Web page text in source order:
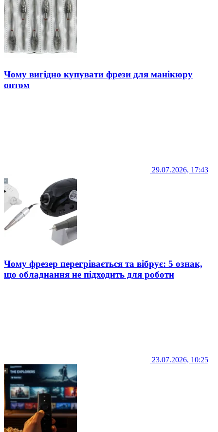
Чому вигідно купувати фрези для манікюру
оптом
29.07.2026, 17:43
Чому фрезер перегрівається та вібрує: 5 ознак,
що обладнання не підходить для роботи
23.07.2026, 10:25